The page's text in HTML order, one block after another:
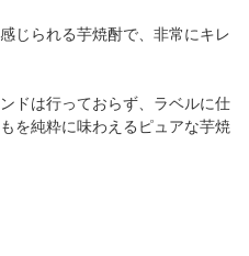
じられる芋焼酎で、非常にキレ
ドは行っておらず、ラベルに仕
を純粋に味わえるピュアな芋焼